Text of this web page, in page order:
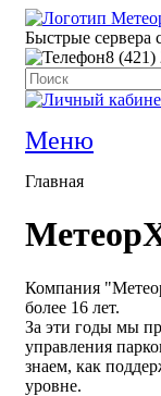
Быстрые сервера
8 (421)
Меню
Главная
Компания
более 16 лет.
За эти годы мы
управления
знаем, как
уровне.